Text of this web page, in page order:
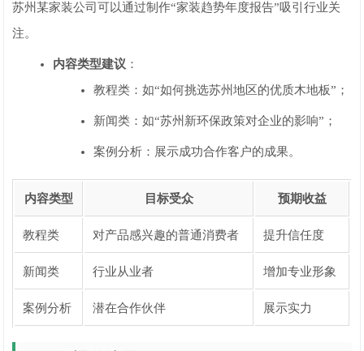
苏州某家装公司可以通过制作“家装趋势年度报告”吸引行业关
注。
内容类型建议 ：
教程类：如“如何挑选苏州地区的优质木地板”；
新闻类：如“苏州新环保政策对企业的影响”；
案例分析：展示成功合作客户的成果。
内容类型 目标受众 预期收益
教程类 对产品感兴趣的普通消费者 提升信任度
新闻类 行业从业者 增加专业形象
案例分析 潜在合作伙伴 展示实力